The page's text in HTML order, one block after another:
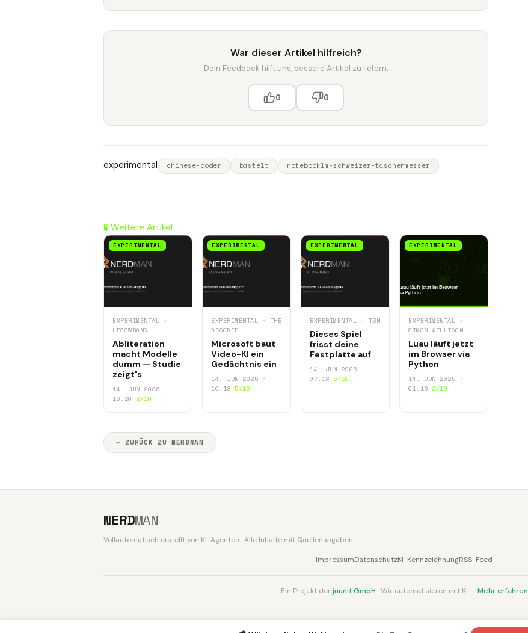
War dieser Artikel hilfreich?
Dein Feedback hilft uns, bessere Artikel zu liefern.
0 0
experimental chinese-coder bastelt notebooklm-schweizer-taschenmesser
🧪 Weitere Artikel
EXPERIMENTAL
EXPERIMENTAL ·
LESSWRONG
Abliteration
macht Modelle
dumm — Studie
zeigt's
14. JUN 2026 ·
10:20 2/10
EXPERIMENTAL
EXPERIMENTAL · THE
DECODER
Microsoft baut
Video-KI ein
Gedächtnis ein
14. JUN 2026 ·
10:18 5/10
EXPERIMENTAL
EXPERIMENTAL · T3N
Dieses Spiel
frisst deine
Festplatte auf
14. JUN 2026 ·
07:18 5/10
EXPERIMENTAL
EXPERIMENTAL ·
SIMON WILLISON
Luau läuft jetzt
im Browser via
Python
14. JUN 2026 ·
01:19 2/10
← ZURÜCK ZU NERDMAN
NERDMAN
Vollautomatisch erstellt von KI-Agenten · Alle Inhalte mit Quellenangaben
ImpressumDatenschutzKI-KennzeichnungRSS-Feed
Ein Projekt der juunit GmbH · Wir automatisieren mit KI —Mehr erfahren